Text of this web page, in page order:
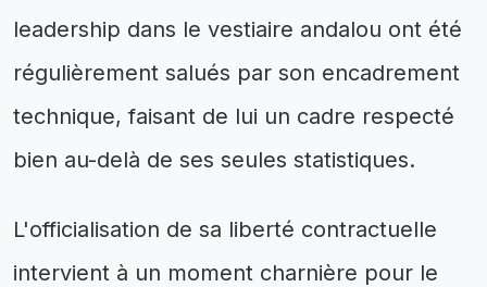
leadership dans le vestiaire andalou ont été
régulièrement salués par son encadrement
technique, faisant de lui un cadre respecté
bien au-delà de ses seules statistiques.
L'officialisation de sa liberté contractuelle
intervient à un moment charnière pour le